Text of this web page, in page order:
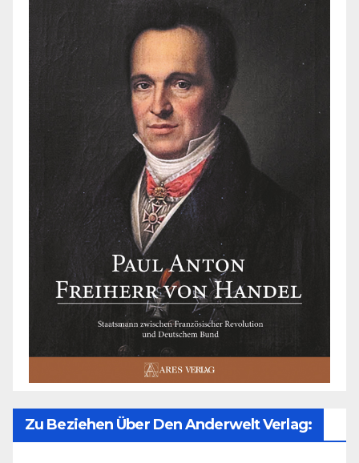
Zu Beziehen Über Den Anderwelt Verlag: